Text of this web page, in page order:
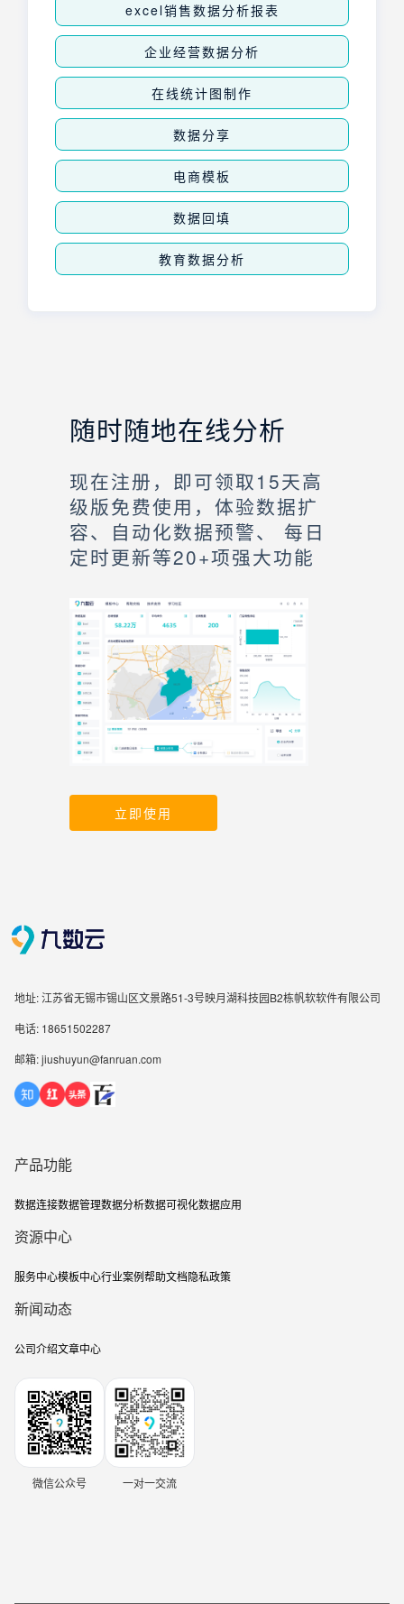
excel销售数据分析报表
企业经营数据分析
在线统计图制作
数据分享
电商模板
数据回填
教育数据分析
随时随地在线分析
现在注册，即可领取15天高
级版免费使用，体验数据扩
容、自动化数据预警、 每日
定时更新等20+项强大功能
立即使用
地址: 江苏省无锡市锡山区文景路51-3号映月湖科技园B2栋帆软软件有限公司
电话: 18651502287
邮箱: jiushuyun@fanruan.com
产品功能
数据连接数据管理数据分析数据可视化数据应用
资源中心
服务中心模板中心行业案例帮助文档隐私政策
新闻动态
公司介绍文章中心
微信公众号 一对一交流